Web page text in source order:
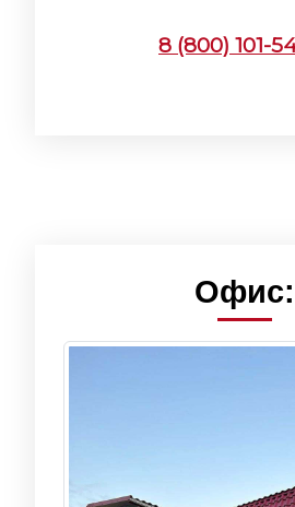
8 (800) 101-
Офис: